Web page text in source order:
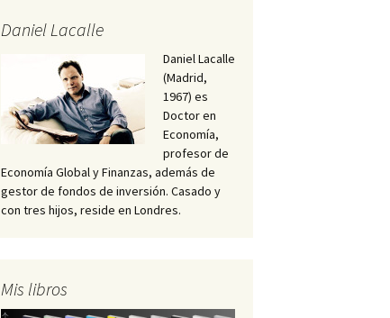
Daniel Lacalle
Daniel Lacalle
(Madrid,
1967) es
Doctor en
Economía,
profesor de
Economía Global y Finanzas, además de
gestor de fondos de inversión. Casado y
con tres hijos, reside en Londres.
Mis libros